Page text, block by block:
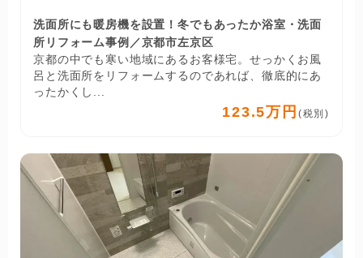
洗面所にも暖房機を設置！冬でもあったか浴室・洗面
所リフォーム事例／京都市左京区
京都の中でも寒い地域にあるお客様宅。せっかくお風
呂と洗面所をリフォームするのであれば、徹底的にあ
ったかくし...
123.5万円 (税別)